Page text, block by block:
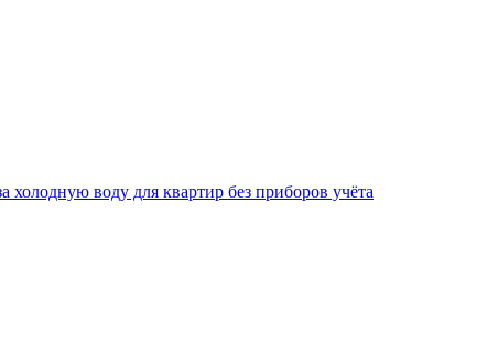
холодную воду для квартир без приборов учёта